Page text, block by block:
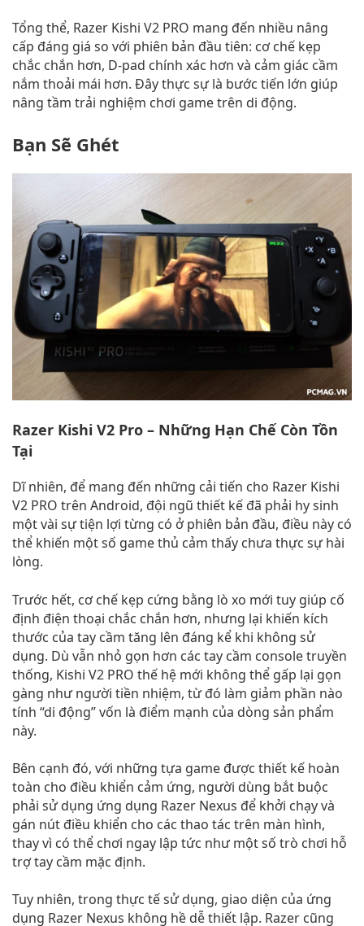
Tổng thể, Razer Kishi V2 PRO mang đến nhiều nâng
cấp đáng giá so với phiên bản đầu tiên: cơ chế kẹp
chắc chắn hơn, D-pad chính xác hơn và cảm giác cầm
nắm thoải mái hơn. Đây thực sự là bước tiến lớn giúp
nâng tầm trải nghiệm chơi game trên di động.
Bạn Sẽ Ghét
Razer Kishi V2 Pro – Những Hạn Chế Còn Tồn
Tại
Dĩ nhiên, để mang đến những cải tiến cho Razer Kishi
V2 PRO trên Android, đội ngũ thiết kế đã phải hy sinh
một vài sự tiện lợi từng có ở phiên bản đầu, điều này có
thể khiến một số game thủ cảm thấy chưa thực sự hài
lòng.
Trước hết, cơ chế kẹp cứng bằng lò xo mới tuy giúp cố
định điện thoại chắc chắn hơn, nhưng lại khiến kích
thước của tay cầm tăng lên đáng kể khi không sử
dụng. Dù vẫn nhỏ gọn hơn các tay cầm console truyền
thống, Kishi V2 PRO thế hệ mới không thể gấp lại gọn
gàng như người tiền nhiệm, từ đó làm giảm phần nào
tính “di động” vốn là điểm mạnh của dòng sản phẩm
này.
Bên cạnh đó, với những tựa game được thiết kế hoàn
toàn cho điều khiển cảm ứng, người dùng bắt buộc
phải sử dụng ứng dụng Razer Nexus để khởi chạy và
gán nút điều khiển cho các thao tác trên màn hình,
thay vì có thể chơi ngay lập tức như một số trò chơi hỗ
trợ tay cầm mặc định.
Tuy nhiên, trong thực tế sử dụng, giao diện của ứng
dụng Razer Nexus không hề dễ thiết lập. Razer cũng